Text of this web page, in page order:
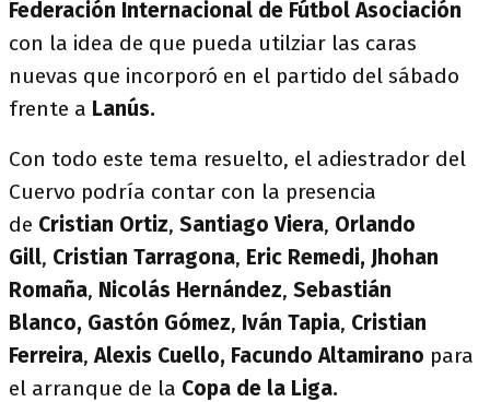
Federación Internacional de Fútbol Asociación
con la idea de que pueda utilziar las caras
nuevas que incorporó en el partido del sábado
frente a Lanús.
Con todo este tema resuelto, el adiestrador del
Cuervo podría contar con la presencia
de Cristian Ortiz, Santiago Viera, Orlando
Gill, Cristian Tarragona, Eric Remedi, Jhohan
Romaña, Nicolás Hernández, Sebastián
Blanco, Gastón Gómez, Iván Tapia, Cristian
Ferreira, Alexis Cuello, Facundo Altamirano para
el arranque de la Copa de la Liga.